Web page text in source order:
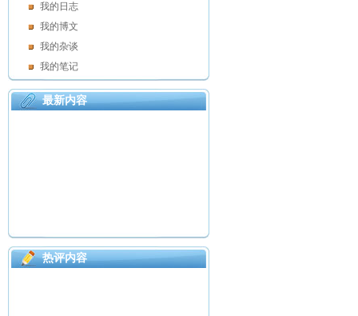
我的日志
我的博文
我的杂谈
我的笔记
最新内容
热评内容